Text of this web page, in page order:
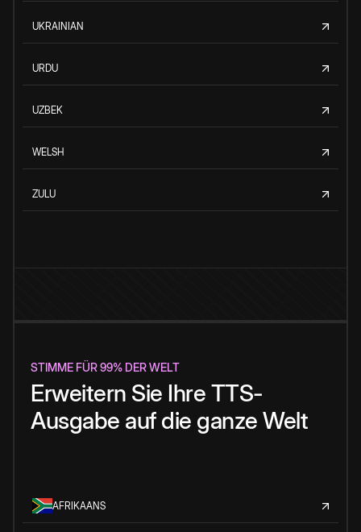
UKRAINIAN
URDU
UZBEK
WELSH
ZULU
STIMME FÜR 99% DER WELT
Erweitern Sie Ihre TTS-
Ausgabe auf die ganze Welt
AFRIKAANS